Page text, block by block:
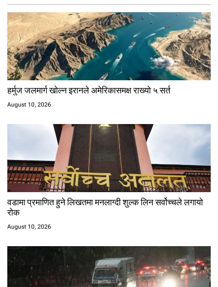
हर्मुज जलमार्ग खोल्न इरानले अमेरिकासमक्ष राख्यो ५ सर्त
August 10, 2026
वडामा प्रमाणित हुने लिखतमा मनलाग्दी शुल्क लिन सर्वोच्चले लगायो
रोक
August 10, 2026